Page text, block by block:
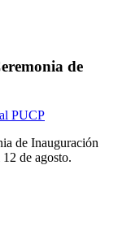
de
PUCP
de Inauguración
de agosto.